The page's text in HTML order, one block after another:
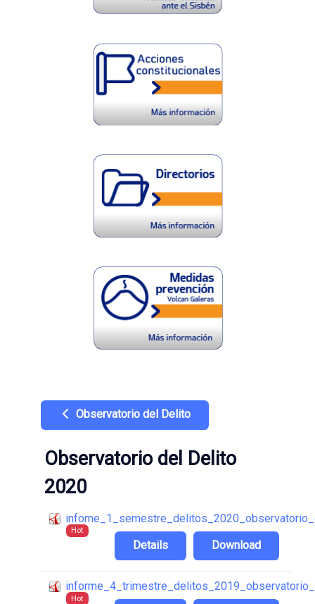
Observatorio del Delito
Observatorio del Delito
2020
Hot
Download
Details
Hot